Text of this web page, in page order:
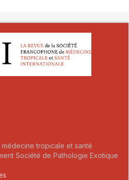
tropicale et santé
Société de Pathologie Exotique